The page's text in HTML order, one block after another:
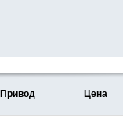
Привод Цена